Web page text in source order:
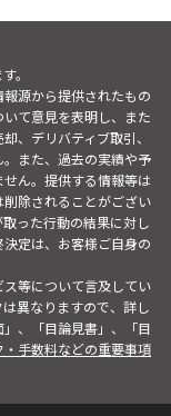
。
源から提供されたもの
て意見を表明し、また
、デリバティブ取引、
また、過去の実績や予
ん。提供する情報等は
除されることがござい
った行動の結果に対し
定は、お客様ご自身の
等について言及してい
異なりますので、詳し
、「目論見書」、「目
・手数料などの重要事項